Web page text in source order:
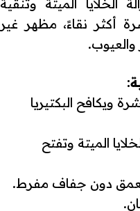
الميتة وتنقية
أكثر نقاءً، مظهر غير
ويكافح البكتيريا
الميتة وتفتح
دون جفاف مفرط.